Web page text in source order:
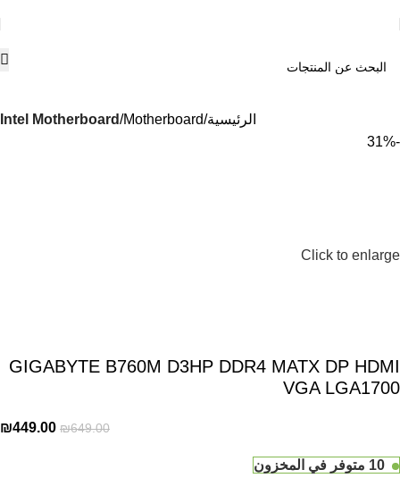
الرئيسية Motherboard
Intel Motherboard
-31%
Click to enlarge
GIGABYTE B760M D3HP DDR4 MATX DP HDMI
VGA LGA1700
₪649.00
₪449.00
10 متوفر في المخزون